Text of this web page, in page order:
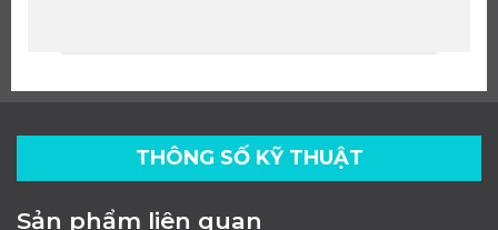
THÔNG SỐ KỸ THUẬT
Sản phẩm liên quan